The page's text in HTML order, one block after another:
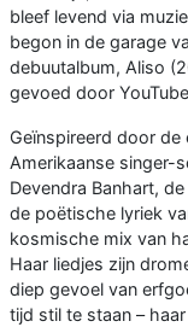
bleef levend via
begon in de garage
debuutalbum, Aliso
gevoed door
Geïnspireerd door de
Amerikaanse singer-
Devendra Banhart,
de poëtische lyriek
kosmische mix van
Haar liedjes zijn
diep gevoel van
tijd stil te staan –